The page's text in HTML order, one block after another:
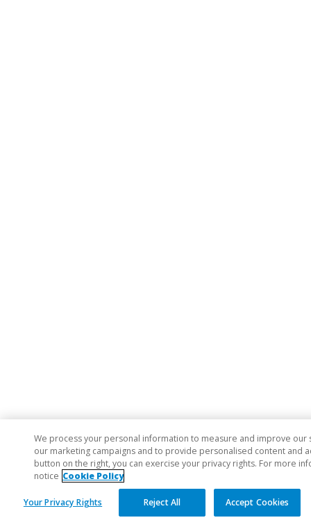
We process your personal information to measure and improve our
our marketing campaigns and to provide personalised content and
button on the right, you can exercise your privacy rights. For more
notice Cookie Policy
Your Privacy Rights Reject All Accept Cookies